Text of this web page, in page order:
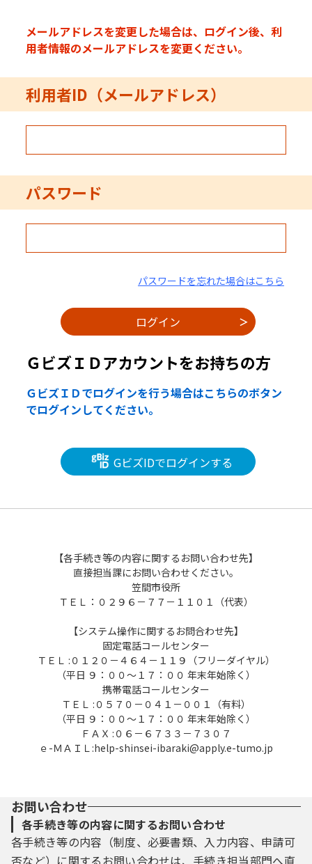
メールアドレスを変更した場合は、ログイン後、利
用者情報のメールアドレスを変更ください。
利用者ID（メールアドレス）
パスワード
パスワードを忘れた場合はこちら
ＧビズＩＤアカウントをお持ちの方
ＧビズＩＤでログインを行う場合はこちらのボタン
でログインしてください。
GビズIDでログインする
【各手続き等の内容に関するお問い合わせ先】
直接担当課にお問い合わせください。
笠間市役所
ＴＥＬ：０２９６－７７－１１０１（代表）
【システム操作に関するお問合わせ先】
固定電話コールセンター
ＴＥＬ :０１２０－４６４－１１９（フリーダイヤル）
（平日 ９：００～１７：００ 年末年始除く）
携帯電話コールセンター
ＴＥＬ :０５７０－０４１－００１（有料）
（平日 ９：００～１７：００ 年末年始除く）
ＦＡＸ :０６－６７３３－７３０７
ｅ-ＭＡＩＬ:help-shinsei-ibaraki@apply.e-tumo.jp
お問い合わせ
各手続き等の内容に関するお問い合わせ
各手続き等の内容（制度、必要書類、入力内容、申請可